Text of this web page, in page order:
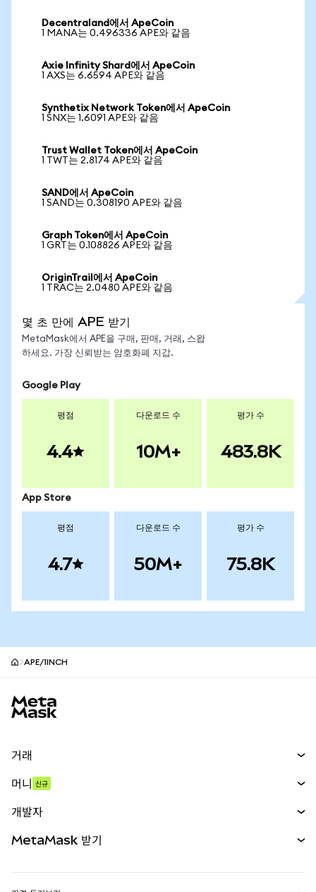
Decentraland에서 ApeCoin
1 MANA는 0.496336 APE와 같음
Axie Infinity Shard에서 ApeCoin
1 AXS는 6.6594 APE와 같음
Synthetix Network Token에서 ApeCoin
1 SNX는 1.6091 APE와 같음
Trust Wallet Token에서 ApeCoin
1 TWT는 2.8174 APE와 같음
SAND에서 ApeCoin
1 SAND는 0.308190 APE와 같음
Graph Token에서 ApeCoin
1 GRT는 0.108826 APE와 같음
OriginTrail에서 ApeCoin
1 TRAC는 2.0480 APE와 같음
몇 초 만에 APE 받기
MetaMask에서 APE을 구매, 판매, 거래, 스왑
하세요. 가장 신뢰받는 암호화폐 지갑.
Google Play
평점
4.4
다운로드 수
10M+
평가 수
483.8K
App Store
평점
4.7
다운로드 수
50M+
평가 수
75.8K
APE/1INCH
거래
무기한 선물
실물자산
머니 신규
개발자
MetaMask 받기